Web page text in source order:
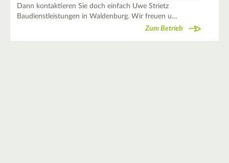
Dann kontaktieren Sie doch einfach Uwe Strietz
Baudienstleistungen in Waldenburg. Wir freuen u…
Zum Betrieb